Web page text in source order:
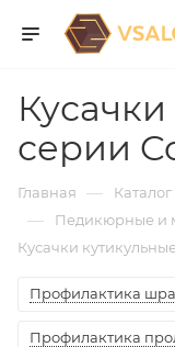
серии
Главная — Каталог
— Педикюрные и
Кусачки
Профилактика
Профилактика